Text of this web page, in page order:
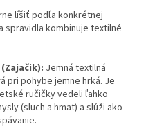
líšiť podľa konkrétnej
spravidla kombinuje textilné
Jemná textilná
pri pohybe jemne hrká. Je
ručičky vedeli ľahko
(sluch a hmat) a slúži ako